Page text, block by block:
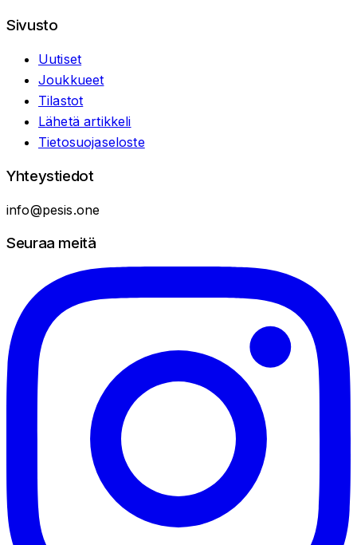
Sivusto
Uutiset
Joukkueet
Tilastot
Lähetä artikkeli
Tietosuojaseloste
Yhteystiedot
info@pesis.one
Seuraa meitä